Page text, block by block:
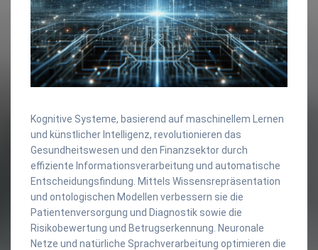
Kognitive Systeme, basierend auf maschinellem Lernen
und künstlicher Intelligenz, revolutionieren das
Gesundheitswesen und den Finanzsektor durch
effiziente Informationsverarbeitung und automatische
Entscheidungsfindung. Mittels Wissensrepräsentation
und ontologischen Modellen verbessern sie die
Patientenversorgung und Diagnostik sowie die
Risikobewertung und Betrugserkennung. Neuronale
Netze und natürliche Sprachverarbeitung optimieren die